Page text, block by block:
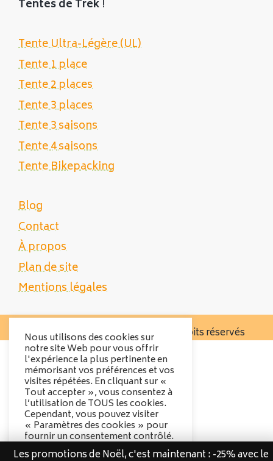
Tentes de Trek !
Tente Ultra-Légère (UL)
Tente 1 place
Tente 2 places
Tente 3 places
Tente 3 saisons
Tente 4 saisons
Tente Bikepacking
Blog
Contact
À propos
Plan de site
Mentions légales
Copyright 2025 Tente Trek - Tous droits réservés
Nous utilisons des cookies sur
notre site Web pour vous offrir
l'expérience la plus pertinente en
mémorisant vos préférences et vos
visites répétées. En cliquant sur «
Tout accepter », vous consentez à
l’utilisation de TOUS les cookies.
Cependant, vous pouvez visiter
« Paramètres des cookies » pour
fournir un consentement contrôlé.
Options des cookies
Les promotions de Noël, c'est maintenant : -25% avec le